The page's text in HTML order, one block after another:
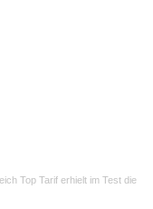
Top Tarif erhielt im Test die